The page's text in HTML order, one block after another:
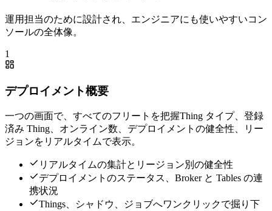
運用担当のために設計され、エンジニアにも使いやすいコン
ソールの全体像。
1
デプロイメント概要
一つの画面で、すべてのフリートを把握Thing タイプ、登録
済み Thing、オンライン数、デプロイメントの健全性、リー
ジョンをリアルタイムで表示。
リアルタイムの集計とリージョン別の健全性
デプロイメントのステータス、Broker と Tables の連
携状況
Things、シャドウ、ジョブへワンクリックで掘り下